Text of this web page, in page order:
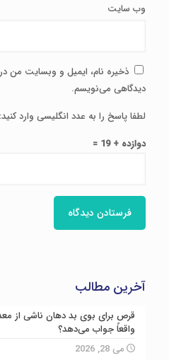
وب‌ سایت
ذخیره نام، ایمیل و وبسایت من در
دیدگاهی می‌نویسم.
لطفا پاسخ را به عدد انگلیسی وارد کنید:
دوازده + 19 =
آخرین مطالب
قرص برای بوی بد دهان ناشی از
واقعاً جواب می‌دهد؟
می 28, 2026